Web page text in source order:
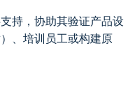
持，协助其验证产品设
、培训员工或构建原